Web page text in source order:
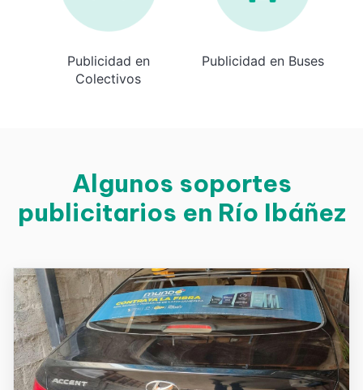
Publicidad en
Colectivos
Publicidad en Buses
Algunos soportes
publicitarios en Río Ibáñez